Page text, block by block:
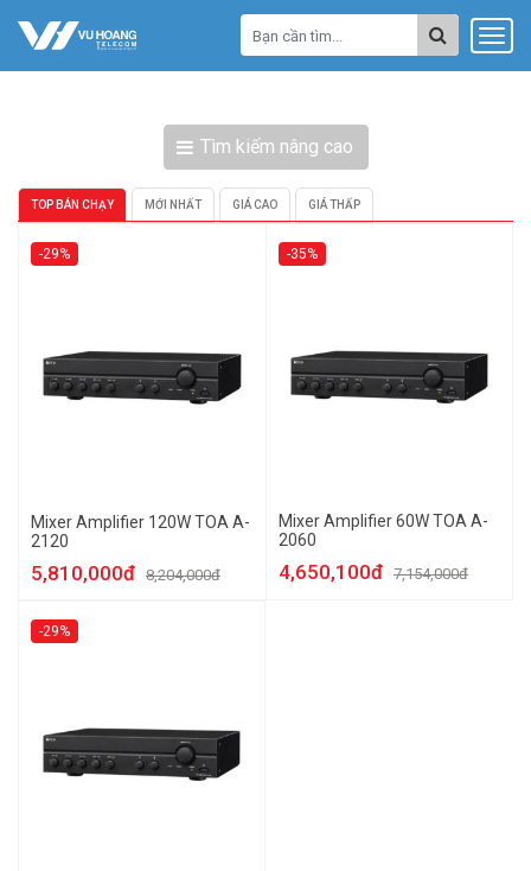
Tìm kiếm nâng cao
TOP BÁN CHẠY MỚI NHẤT GIÁ CAO GIÁ THẤP
-29%
Mixer Amplifier 120W TOA A-
2120
5,810,000đ 8,204,000đ
-35%
Mixer Amplifier 60W TOA A-
2060
4,650,100đ 7,154,000đ
-29%